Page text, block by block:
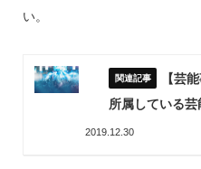
い。
【芸
所属している芸
2019.12.30